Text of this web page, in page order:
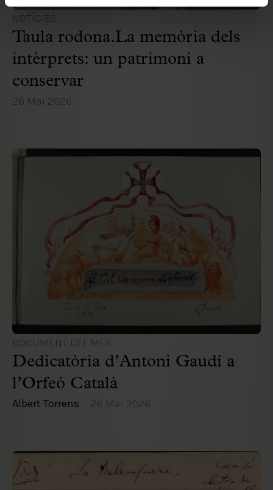
NOTÍCIES
Taula rodona.La memòria dels
intèrprets: un patrimoni a
conservar
26 Mai 2026
DOCUMENT DEL MES
Dedicatòria d’Antoni Gaudí a
l’Orfeó Català
Albert Torrens 26 Mai 2026